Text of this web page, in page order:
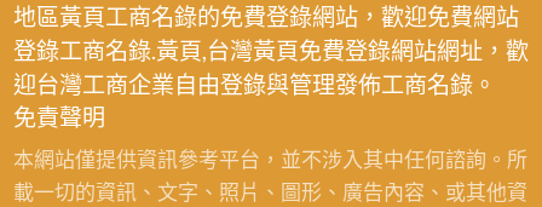
地區黃頁工商名錄的免費登錄網站，歡迎免費網站
登錄工商名錄.黃頁,台灣黃頁免費登錄網站網址，歡
迎台灣工商企業自由登錄與管理發佈工商名錄。
免責聲明
本網站僅提供資訊參考平台，並不涉入其中任何諮詢。所
載一切的資訊、文字、照片、圖形、廣告內容、或其他資